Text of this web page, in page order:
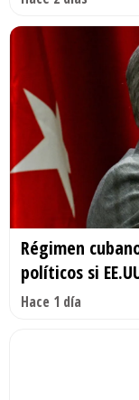
Régimen
políticos si
Hace 1 día